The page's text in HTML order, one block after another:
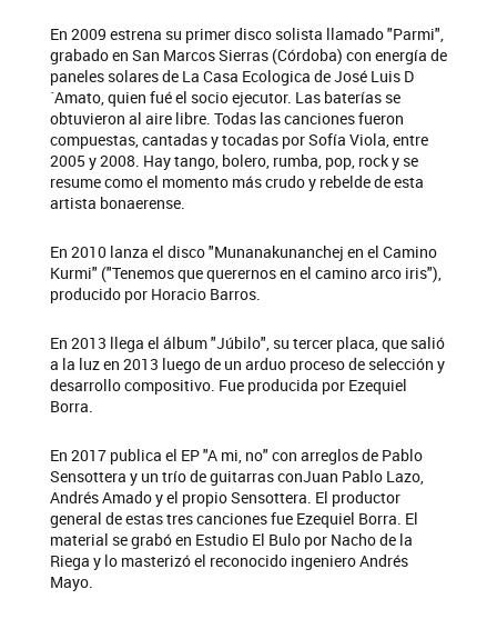
En 2009 estrena su primer disco solista llamado "Parmi",
grabado en San Marcos Sierras (Córdoba) con energía de
paneles solares de La Casa Ecologica de José Luis D
´Amato, quien fué el socio ejecutor. Las baterías se
obtuvieron al aire libre. Todas las canciones fueron
compuestas, cantadas y tocadas por Sofía Viola, entre
2005 y 2008. Hay tango, bolero, rumba, pop, rock y se
resume como el momento más crudo y rebelde de esta
artista bonaerense.
En 2010 lanza el disco "Munanakunanchej en el Camino
Kurmi" ("Tenemos que querernos en el camino arco iris"),
producido por Horacio Barros.
En 2013 llega el álbum "Júbilo", su tercer placa, que salió
a la luz en 2013 luego de un arduo proceso de selección y
desarrollo compositivo. Fue producida por Ezequiel
Borra.
En 2017 publica el EP "A mi, no" con arreglos de Pablo
Sensottera y un trío de guitarras conJuan Pablo Lazo,
Andrés Amado y el propio Sensottera. El productor
general de estas tres canciones fue Ezequiel Borra. El
material se grabó en Estudio El Bulo por Nacho de la
Riega y lo masterizó el reconocido ingeniero Andrés
Mayo.